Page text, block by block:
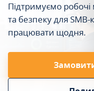
Підтримуємо робочі
та безпеку для
працювати щодня.